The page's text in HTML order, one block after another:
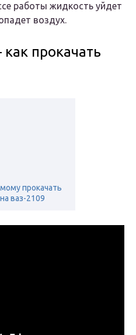
работы жидкость уйдет
воздух.
прокачать
прокачать
ваз-2109